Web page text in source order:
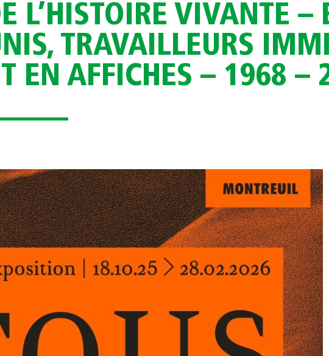
L’HISTOIRE VIVANTE –
TRAVAILLEURS
EN AFFICHES – 1968 –